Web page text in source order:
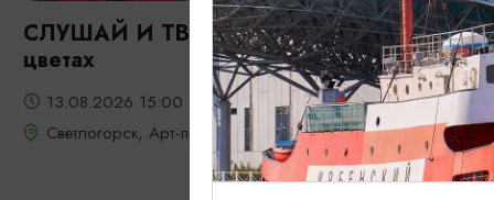
СЛУШАЙ И ТВОРИ: Фрида: портрет в
цветах
13.08.2026 15:00
Светлогорск, Арт-пространство «Янтарь-холл»